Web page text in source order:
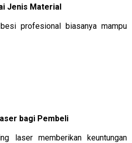
Jenis Material
profesional biasanya mampu
bagi Pembeli
laser memberikan keuntungan